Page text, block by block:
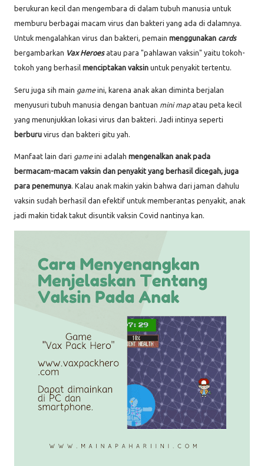
berukuran kecil dan mengembara di dalam tubuh manusia untuk
memburu berbagai macam virus dan bakteri yang ada di dalamnya.
Untuk mengalahkan virus dan bakteri, pemain menggunakan cards
bergambarkan Vax Heroes atau para "pahlawan vaksin" yaitu tokoh-
tokoh yang berhasil menciptakan vaksin untuk penyakit tertentu.
Seru juga sih main gameini, karena anak akan diminta berjalan
menyusuri tubuh manusia dengan bantuan mini mapatau peta kecil
yang menunjukkan lokasi virus dan bakteri. Jadi intinya seperti
berburu virus dan bakteri gitu yah.
Manfaat lain dari gameini adalah mengenalkan anak pada
bermacam-macam vaksin dan penyakit yang berhasil dicegah, juga
para penemunya. Kalau anak makin yakin bahwa dari jaman dahulu
vaksin sudah berhasil dan efektif untuk memberantas penyakit, anak
jadi makin tidak takut disuntik vaksin Covid nantinya kan.